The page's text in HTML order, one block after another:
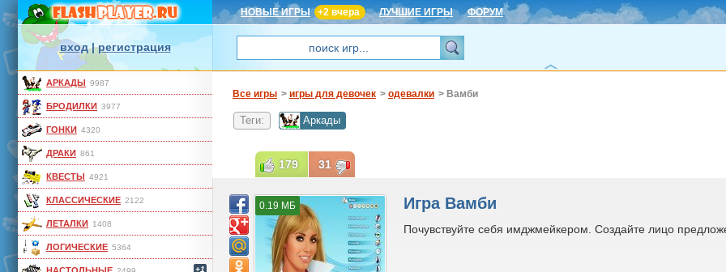
НОВЫЕ ИГРЫ +2 вчера ЛУЧШИЕ ИГРЫ ФОРУМ
вход|регистрация
АРКАДЫ 9987
БРОДИЛКИ 3977
ГОНКИ 4320
ДРАКИ 861
КВЕСТЫ 4921
КЛАССИЧЕСКИЕ 2122
ЛЕТАЛКИ 1408
ЛОГИЧЕСКИЕ 5364
+1
Все игры > игры для девочек > одевалки > Вамби
Теги: Аркады
Игра Вамби
Почувствуйте себя имджмейкером. Создайте лицо
0.19 МБ
179 31